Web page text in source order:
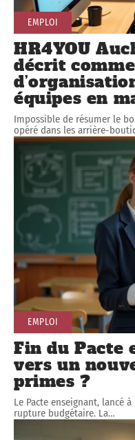
EMPLOI
HR4YOU
décrit
équipes en
Impossible de résumer le
opéré dans les arrière-
EMPLOI
Fin du Pacte
vers un
primes ?
Le Pacte enseignant, lancé
rupture budgétaire. La…